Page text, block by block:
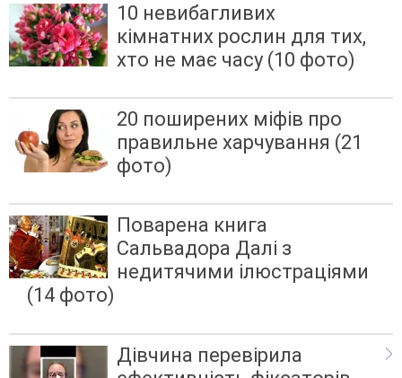
10 невибагливих
кімнатних рослин для тих,
хто не має часу (10 фото)
20 поширених міфів про
правильне харчування (21
фото)
Поварена книга
Сальвадора Далі з
недитячими ілюстраціями
(14 фото)
Дівчина перевірила